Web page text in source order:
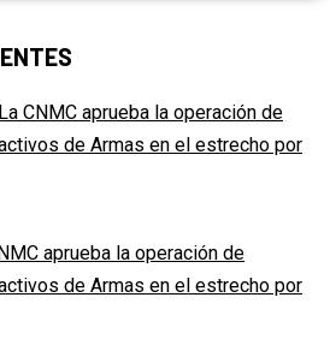
La CNMC aprueba la operación de
de Armas en el estrecho por
aprueba la operación de
de Armas en el estrecho por